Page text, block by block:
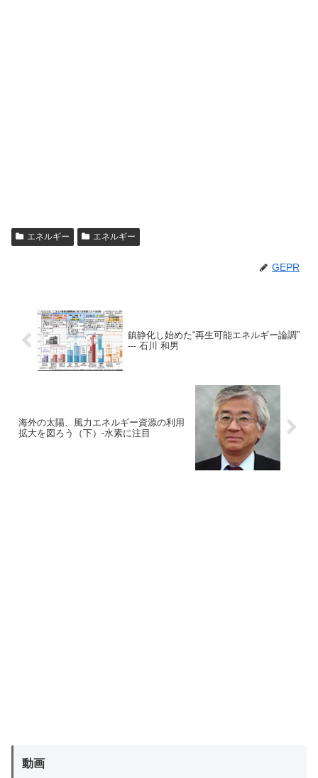
エネルギー エネルギー
GEPR
鎮静化し始めた“再生可能エネルギー論調”
--- 石川 和男
海外の太陽、風力エネルギー資源の利用
拡大を図ろう（下）-水素に注目
動画